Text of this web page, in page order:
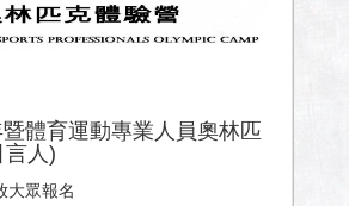
體育運動專業人員奧林匹
言人)
大眾報名